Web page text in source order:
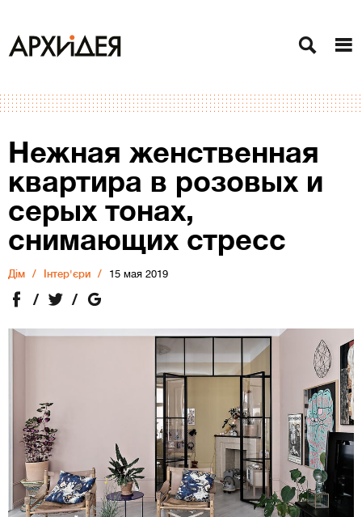
Нежная женственная
квартира в розовых и
серых тонах,
снимающих стресс
Дiм Інтер'єри 15 мая 2019